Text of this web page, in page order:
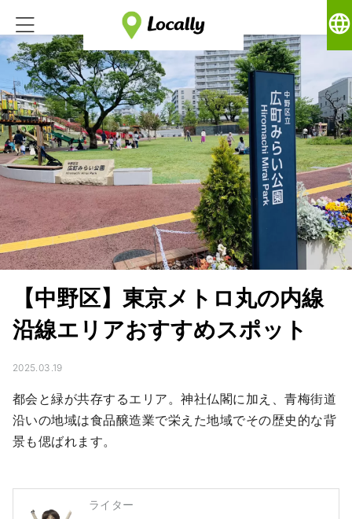
language
【中野区】東京メトロ丸の内線
沿線エリアおすすめスポット
2025.03.19
都会と緑が共存するエリア。神社仏閣に加え、青梅街道
沿いの地域は食品醸造業で栄えた地域でその歴史的な背
景も偲ばれます。
ライター